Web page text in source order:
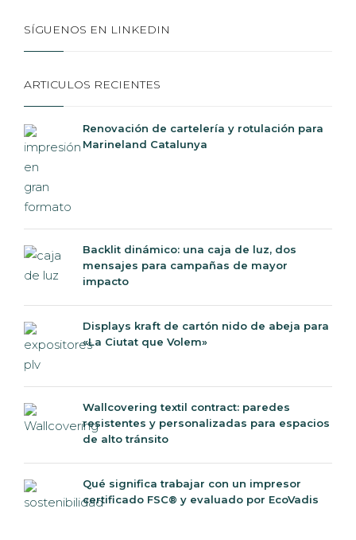
SÍGUENOS EN LINKEDIN
ARTICULOS RECIENTES
Renovación de cartelería y rotulación para
Marineland Catalunya
Backlit dinámico: una caja de luz, dos
mensajes para campañas de mayor
impacto
Displays kraft de cartón nido de abeja para
«La Ciutat que Volem»
Wallcovering textil contract: paredes
resistentes y personalizadas para espacios
de alto tránsito
Qué significa trabajar con un impresor
certificado FSC® y evaluado por EcoVadis